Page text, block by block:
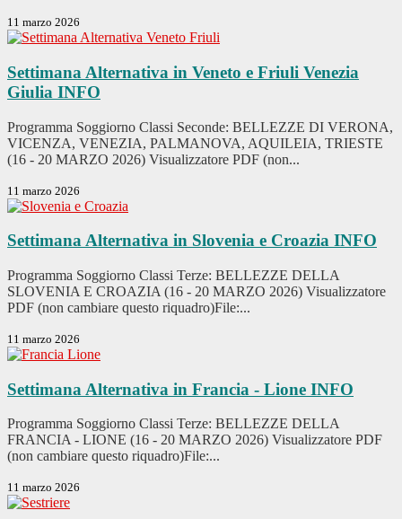
11 marzo 2026
Settimana Alternativa in Veneto e Friuli Venezia
Giulia INFO
Programma Soggiorno Classi Seconde: BELLEZZE DI VERONA,
VICENZA, VENEZIA, PALMANOVA, AQUILEIA, TRIESTE
(16 - 20 MARZO 2026) Visualizzatore PDF (non...
11 marzo 2026
Settimana Alternativa in Slovenia e Croazia INFO
Programma Soggiorno Classi Terze: BELLEZZE DELLA
SLOVENIA E CROAZIA (16 - 20 MARZO 2026) Visualizzatore
PDF (non cambiare questo riquadro)File:...
11 marzo 2026
Settimana Alternativa in Francia - Lione INFO
Programma Soggiorno Classi Terze: BELLEZZE DELLA
FRANCIA - LIONE (16 - 20 MARZO 2026) Visualizzatore PDF
(non cambiare questo riquadro)File:...
11 marzo 2026